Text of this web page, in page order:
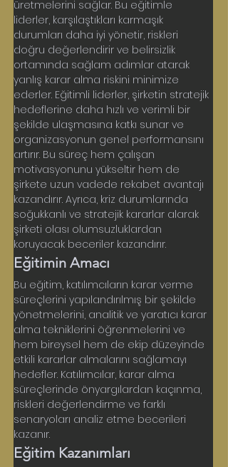
üretmelerini sağlar. Bu eğitimle
liderler, karşılaştıkları karmaşık
durumları daha iyi yönetir, riskleri
doğru değerlendirir ve belirsizlik
ortamında sağlam adımlar atarak
yanlış karar alma riskini minimize
ederler. Eğitimli liderler, şirketin stratejik
hedeflerine daha hızlı ve verimli bir
şekilde ulaşmasına katkı sunar ve
organizasyonun genel performansını
artırır. Bu süreç hem çalışan
motivasyonunu yükseltir hem de
şirkete uzun vadede rekabet avantajı
kazandırır. Ayrıca, kriz durumlarında
soğukkanlı ve stratejik kararlar alarak
şirketi olası olumsuzluklardan
koruyacak beceriler kazandırır.
Eğitimin Amacı
Bu eğitim, katılımcıların karar verme
süreçlerini yapılandırılmış bir şekilde
yönetmelerini, analitik ve yaratıcı karar
alma tekniklerini öğrenmelerini ve
hem bireysel hem de ekip düzeyinde
etkili kararlar almalarını sağlamayı
hedefler. Katılımcılar, karar alma
süreçlerinde önyargılardan kaçınma,
riskleri değerlendirme ve farklı
senaryoları analiz etme becerileri
kazanır.
Eğitim Kazanımları